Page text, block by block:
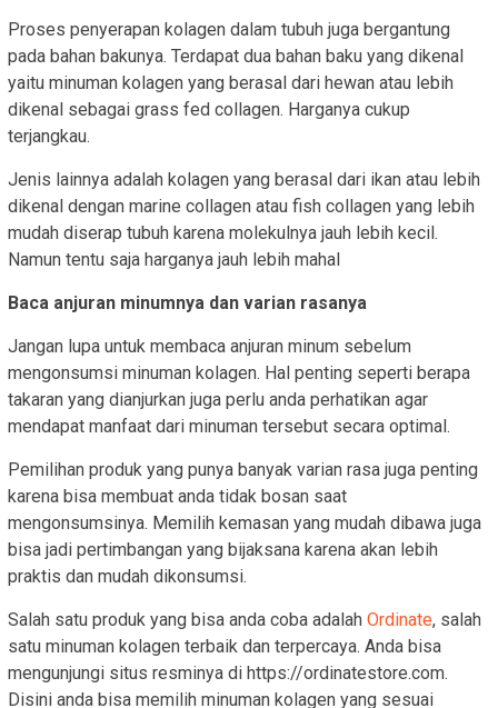
Proses penyerapan kolagen dalam tubuh juga bergantung
pada bahan bakunya. Terdapat dua bahan baku yang dikenal
yaitu minuman kolagen yang berasal dari hewan atau lebih
dikenal sebagai grass fed collagen. Harganya cukup
terjangkau.
Jenis lainnya adalah kolagen yang berasal dari ikan atau lebih
dikenal dengan marine collagen atau fish collagen yang lebih
mudah diserap tubuh karena molekulnya jauh lebih kecil.
Namun tentu saja harganya jauh lebih mahal
Baca anjuran minumnya dan varian rasanya
Jangan lupa untuk membaca anjuran minum sebelum
mengonsumsi minuman kolagen. Hal penting seperti berapa
takaran yang dianjurkan juga perlu anda perhatikan agar
mendapat manfaat dari minuman tersebut secara optimal.
Pemilihan produk yang punya banyak varian rasa juga penting
karena bisa membuat anda tidak bosan saat
mengonsumsinya. Memilih kemasan yang mudah dibawa juga
bisa jadi pertimbangan yang bijaksana karena akan lebih
praktis dan mudah dikonsumsi.
Salah satu produk yang bisa anda coba adalah Ordinate, salah
satu minuman kolagen terbaik dan terpercaya. Anda bisa
mengunjungi situs resminya di https://ordinatestore.com.
Disini anda bisa memilih minuman kolagen yang sesuai